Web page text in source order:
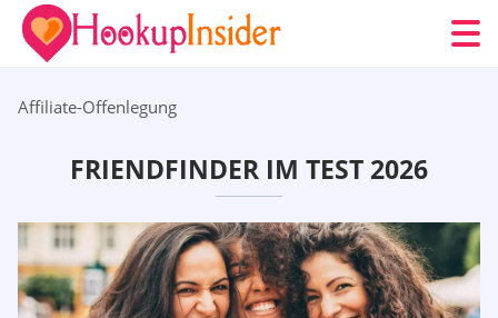
Affiliate-Offenlegung
FRIENDFINDER IM TEST 2026